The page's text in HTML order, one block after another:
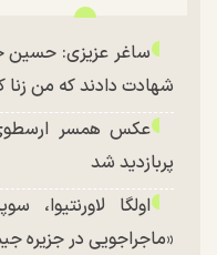
ساغر عزیزی: حسین
شهادت دادند که من زنا
عکس همسر
پربازدید شد
اولگا
«ماجراجویی در جزیره